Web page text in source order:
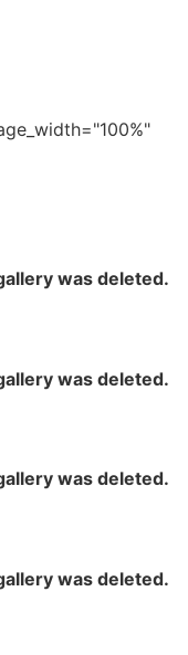
was deleted.
was deleted.
was deleted.
was deleted.